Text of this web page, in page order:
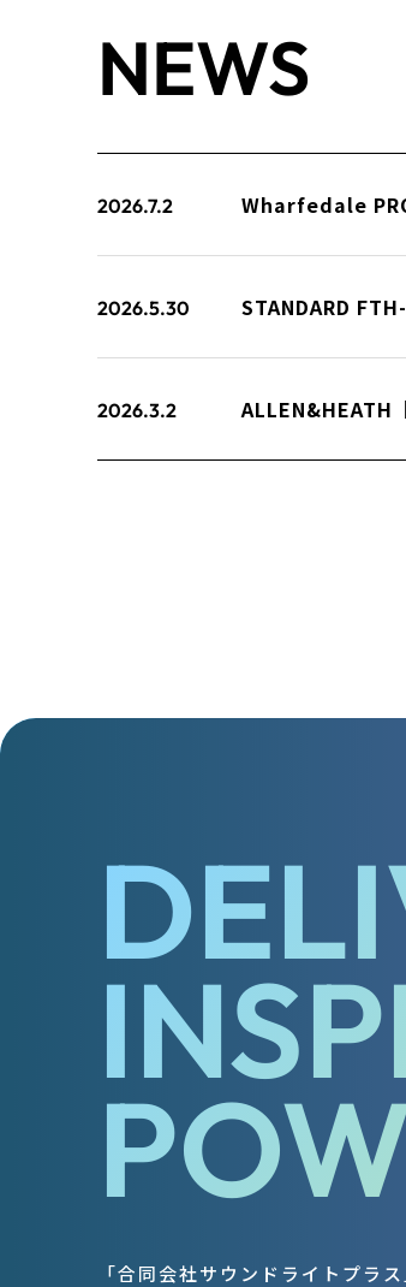
NEWS
2026.7.2 Wharfedale
2026.5.30 STANDARD
2026.3.2 ALLEN&HEATH
「合同会社サウンドライトプラ